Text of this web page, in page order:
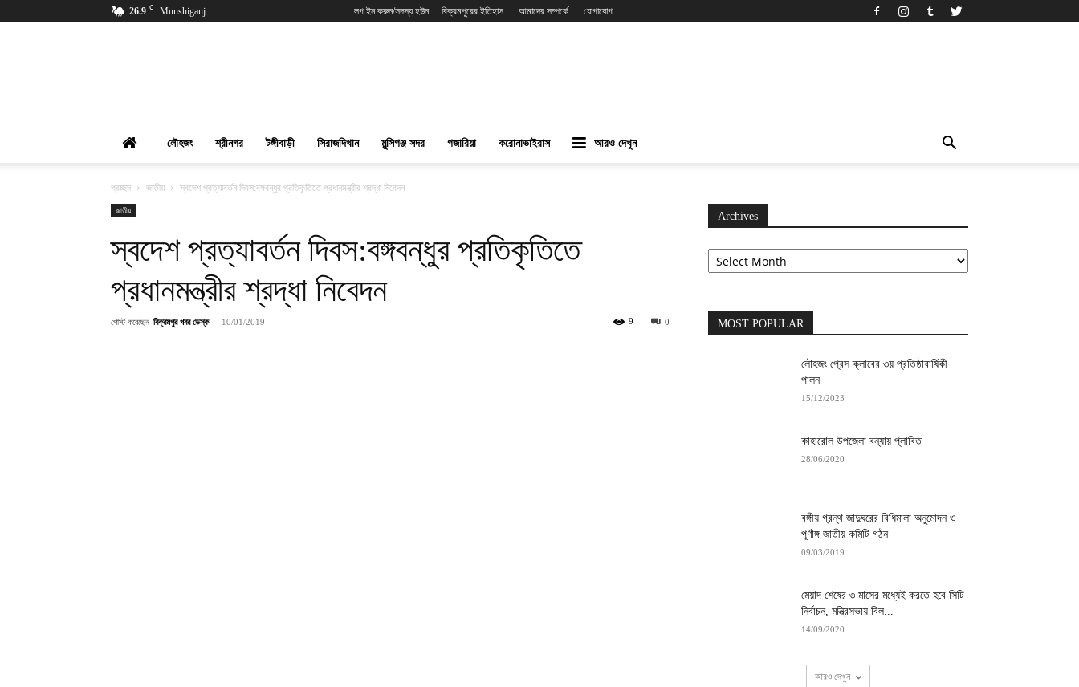
26.9 C Munshiganj লগ ইন করুন/সদস্য হউন বিক্রমপুরের ইতিহাস আমাদের সম্পর্কে যোগাযোগ
লৌহজং শ্রীনগর টঙ্গীবাড়ী সিরাজদিখান মুন্সিগঞ্জ সদর গজারিয়া করোনাভাইরাস আরও দেখুন
প্রচ্ছদ জাতীয়
স্বদেশ প্রত্যাবর্তন দিবস:বঙ্গবন্ধুর প্রতিকৃতিতে প্রধানমন্ত্রীর শ্রদ্ধা নিবেদন
জাতীয়
স্বদেশ প্রত্যাবর্তন দিবস:বঙ্গবন্ধুর প্রতিকৃতিতে
প্রধানমন্ত্রীর শ্রদ্ধা নিবেদন
পোস্ট করেছেন বিক্রমপুর খবর ডেস্ক - 10/01/2019 0
9
Archives
Archives
MOST POPULAR
লৌহজং প্রেস ক্লাবের ৩য় প্রতিষ্ঠাবার্ষিকী
পালন
15/12/2023
কাহারোল উপজেলা বন্যায় প্লাবিত
28/06/2020
বঙ্গীয় গ্রন্থ জাদুঘরের বিধিমালা অনুমোদন ও
পূর্ণাঙ্গ জাতীয় কমিটি গঠন
09/03/2019
মেয়াদ শেষের ৩ মাসের মধ্যেই করতে হবে ‍সিটি
নির্বাচন, মন্ত্রিসভায় বিল...
14/09/2020
আরও দেখুন